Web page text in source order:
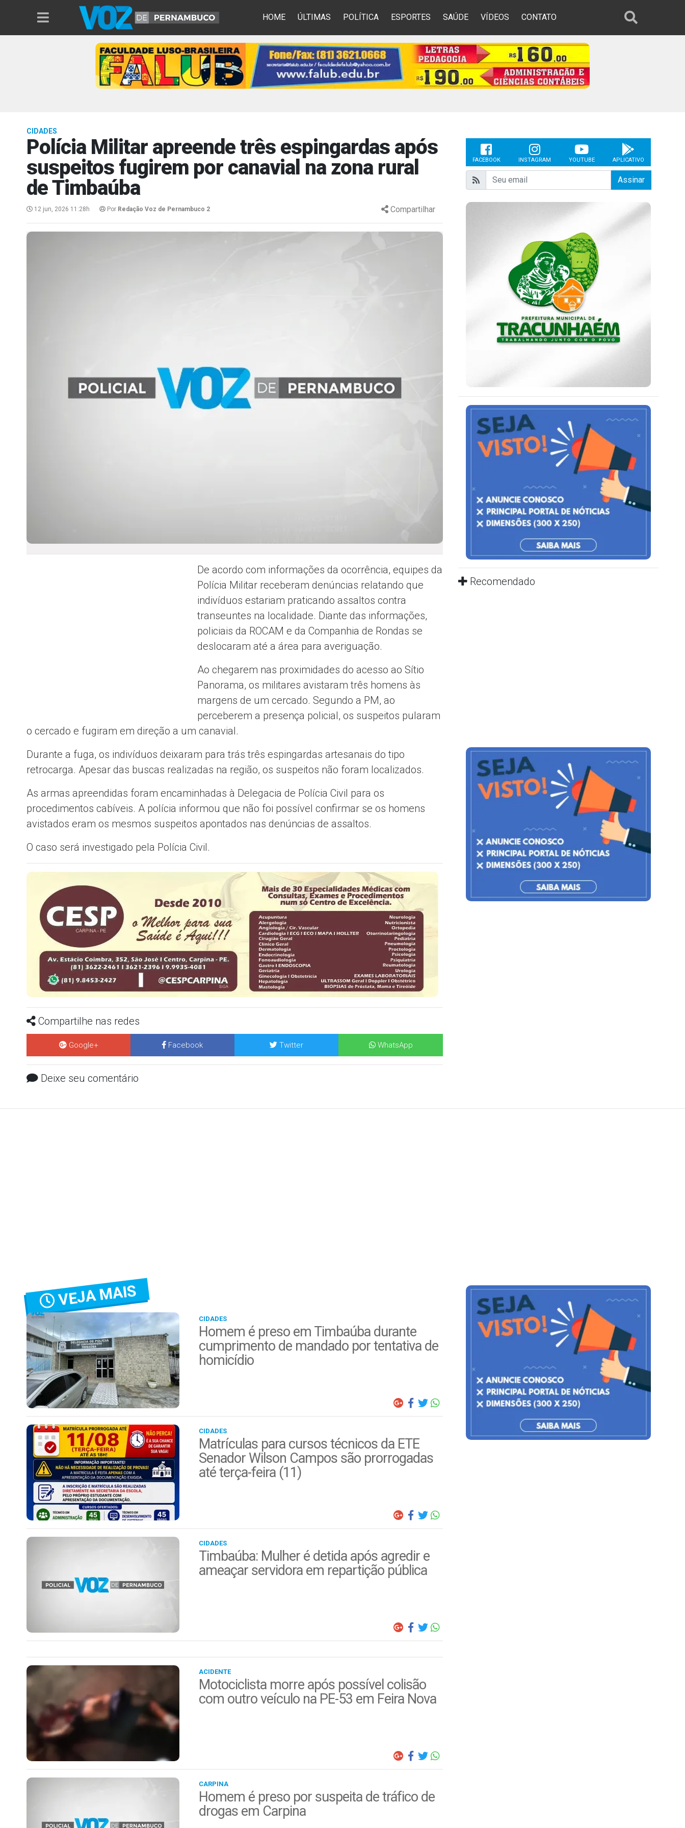
HOME ÚLTIMAS POLÍTICA ESPORTES SAÚDE VÍDEOS CONTATO
CIDADES
Polícia Militar apreende três espingardas após
suspeitos fugirem por canavial na zona rural
de Timbaúba
12 jun, 2026 11:28h Por Redação Voz de Pernambuco 2 Compartilhar
De acordo com informações da ocorrência, equipes da
Polícia Militar receberam denúncias relatando que
indivíduos estariam praticando assaltos contra
transeuntes na localidade. Diante das informações,
policiais da ROCAM e da Companhia de Rondas se
deslocaram até a área para averiguação.
Ao chegarem nas proximidades do acesso ao Sítio
Panorama, os militares avistaram três homens às
margens de um cercado. Segundo a PM, ao
perceberem a presença policial, os suspeitos pularam
o cercado e fugiram em direção a um canavial.
Durante a fuga, os indivíduos deixaram para trás três espingardas artesanais do tipo
retrocarga. Apesar das buscas realizadas na região, os suspeitos não foram localizados.
As armas apreendidas foram encaminhadas à Delegacia de Polícia Civil para os
procedimentos cabíveis. A polícia informou que não foi possível confirmar se os homens
avistados eram os mesmos suspeitos apontados nas denúncias de assaltos.
O caso será investigado pela Polícia Civil.
Compartilhe nas redes
Google+ Facebook Twitter WhatsApp
Deixe seu comentário
FACEBOOK INSTAGRAM YOUTUBE APLICATIVO
Assinar
Recomendado
VEJA MAIS
CIDADES
Homem é preso em Timbaúba durante
cumprimento de mandado por tentativa de
homicídio
CIDADES
Matrículas para cursos técnicos da ETE
Senador Wilson Campos são prorrogadas
até terça-feira (11)
CIDADES
Timbaúba: Mulher é detida após agredir e
ameaçar servidora em repartição pública
ACIDENTE
Motociclista morre após possível colisão
com outro veículo na PE-53 em Feira Nova
CARPINA
Homem é preso por suspeita de tráfico de
drogas em Carpina